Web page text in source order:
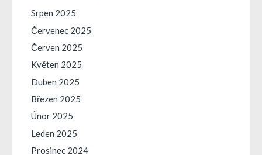
Srpen 2025
Červenec 2025
Červen 2025
Květen 2025
Duben 2025
Březen 2025
Únor 2025
Leden 2025
Prosinec 2024